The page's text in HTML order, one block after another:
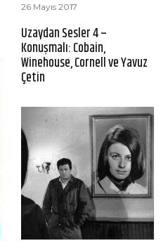
26 Mayıs 2017
Uzaydan Sesler 4 –
Konuşmalı: Cobain,
Winehouse, Cornell ve Yavuz
Çetin